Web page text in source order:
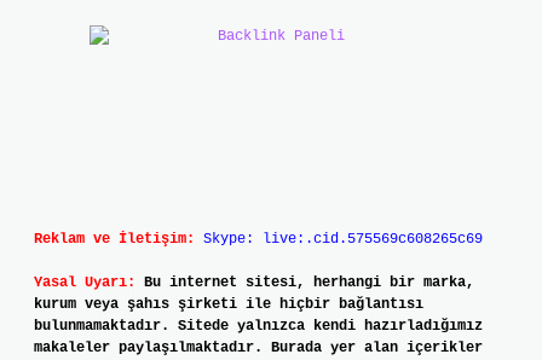
Reklam ve İletişim: Skype: live:.cid.575569c608265c69
Yasal Uyarı:
Bu internet sitesi, herhangi bir marka,
kurum veya şahıs şirketi ile hiçbir bağlantısı
bulunmamaktadır. Sitede yalnızca kendi hazırladığımız
makaleler paylaşılmaktadır. Burada yer alan içerikler